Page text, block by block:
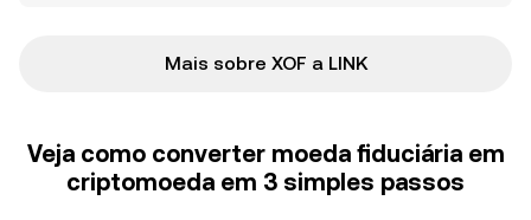
Mais sobre XOF a LINK
Veja como converter moeda fiduciária em
criptomoeda em 3 simples passos